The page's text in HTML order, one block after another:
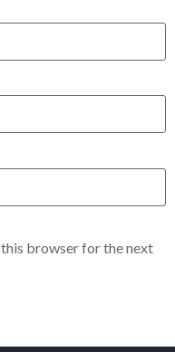
this browser for the next